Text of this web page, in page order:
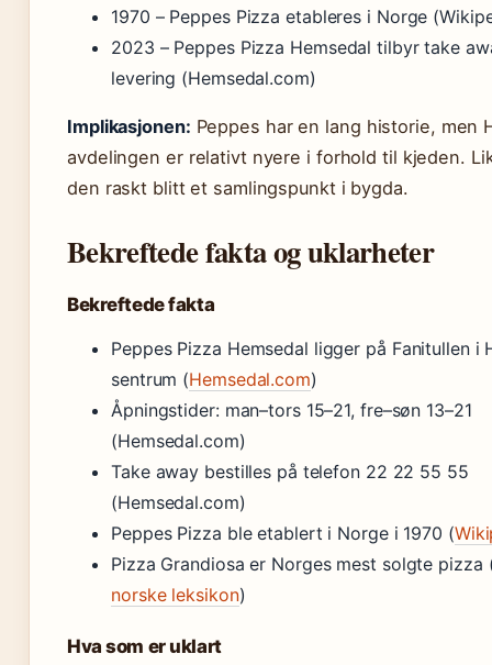
1970 – Peppes Pizza etableres i Norge
2023 – Peppes Pizza Hemsedal tilbyr take
levering (Hemsedal.com)
Implikasjonen: Peppes har en lang historie, men
avdelingen er relativt nyere i forhold til kjeden.
den raskt blitt et samlingspunkt i bygda.
Bekreftede fakta og uklarheter
Bekreftede fakta
Peppes Pizza Hemsedal ligger på Fanitullen i
sentrum (Hemsedal.com)
Åpningstider: man–tors 15–21, fre–søn 13–21
(Hemsedal.com)
Take away bestilles på telefon 22 22 55 55
(Hemsedal.com)
Peppes Pizza ble etablert i Norge i 1970 (
Pizza Grandiosa er Norges mest solgte pizza
norske leksikon)
Hva som er uklart